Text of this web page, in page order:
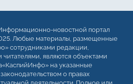
новостной портал
Любые материалы, размещенные
сотрудниками редакции,
являются объектами
на указанные
о правах